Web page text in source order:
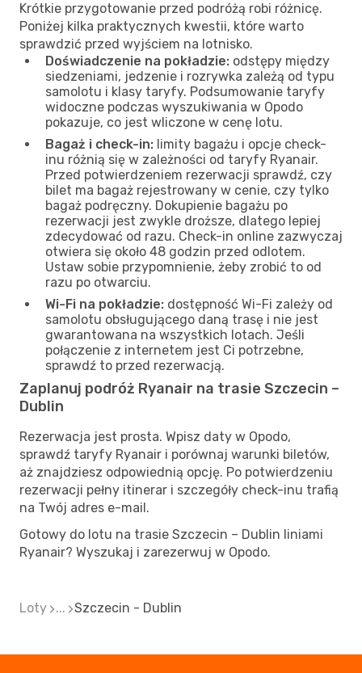
Krótkie przygotowanie przed podróżą robi różnicę.
Poniżej kilka praktycznych kwestii, które warto
sprawdzić przed wyjściem na lotnisko.
Doświadczenie na pokładzie: odstępy między
siedzeniami, jedzenie i rozrywka zależą od typu
samolotu i klasy taryfy. Podsumowanie taryfy
widoczne podczas wyszukiwania w Opodo
pokazuje, co jest wliczone w cenę lotu.
Bagaż i check-in: limity bagażu i opcje check-
inu różnią się w zależności od taryfy Ryanair.
Przed potwierdzeniem rezerwacji sprawdź, czy
bilet ma bagaż rejestrowany w cenie, czy tylko
bagaż podręczny. Dokupienie bagażu po
rezerwacji jest zwykle droższe, dlatego lepiej
zdecydować od razu. Check-in online zazwyczaj
otwiera się około 48 godzin przed odlotem.
Ustaw sobie przypomnienie, żeby zrobić to od
razu po otwarciu.
Wi-Fi na pokładzie: dostępność Wi-Fi zależy od
samolotu obsługującego daną trasę i nie jest
gwarantowana na wszystkich lotach. Jeśli
połączenie z internetem jest Ci potrzebne,
sprawdź to przed rezerwacją.
Zaplanuj podróż Ryanair na trasie Szczecin –
Dublin
Rezerwacja jest prosta. Wpisz daty w Opodo,
sprawdź taryfy Ryanair i porównaj warunki biletów,
aż znajdziesz odpowiednią opcję. Po potwierdzeniu
rezerwacji pełny itinerar i szczegóły check-inu trafią
na Twój adres e-mail.
Gotowy do lotu na trasie Szczecin – Dublin liniami
Ryanair? Wyszukaj i zarezerwuj w Opodo.
Loty ... Szczecin - Dublin